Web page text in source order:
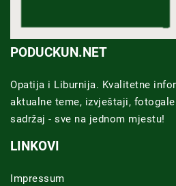
PODUCKUN.NET
Opatija i Liburnija. Kvalitetne
aktualne teme, izvještaji,
sadržaj - sve na jednom mjestu!
LINKOVI
Impressum